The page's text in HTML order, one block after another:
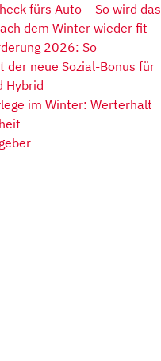
fürs Auto – So wird das
dem Winter wieder fit
2026: So
der neue Sozial-Bonus für
Hybrid
im Winter: Werterhalt